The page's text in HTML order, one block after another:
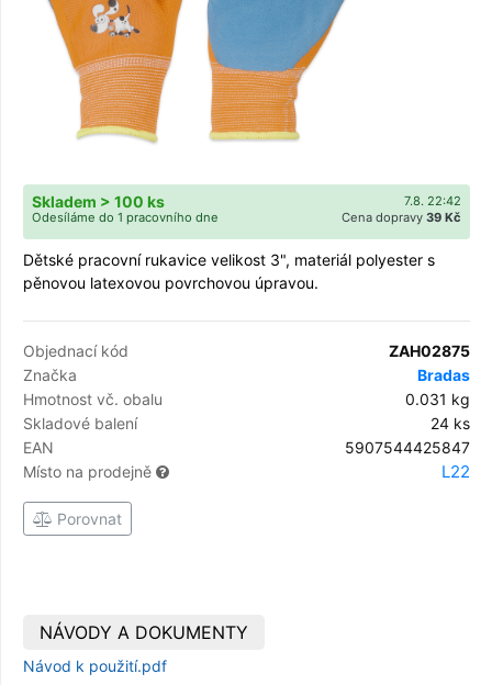
7.8. 22:42
Skladem > 100 ks
Cena dopravy 39 Kč
Odesíláme do 1 pracovního dne
Dětské pracovní rukavice velikost 3", materiál polyester s
pěnovou latexovou povrchovou úpravou.
Objednací kód
ZAH02875
Značka
Bradas
Hmotnost vč. obalu
0.031 kg
Skladové balení
24 ks
EAN
5907544425847
Místo na prodejně
L22
Porovnat
NÁVODY A DOKUMENTY
Návod k použití.pdf